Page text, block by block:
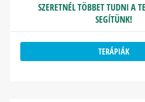
SZERETNÉL TÖBBET TUDNI A
SEGÍTÜNK!
TERÁPIÁK